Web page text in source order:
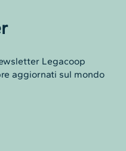
Legacoop
aggiornati sul mondo